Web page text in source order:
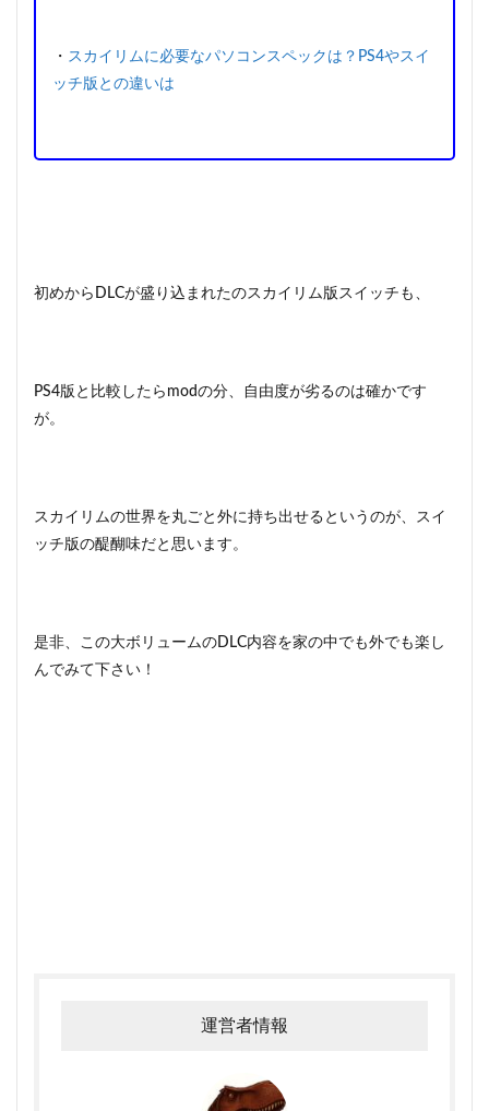
・ スカイリムに必要なパソコンスペックは？PS4やスイ
ッチ版との違いは
初めからDLCが盛り込まれたのスカイリム版スイッチも、
PS4版と比較したらmodの分、自由度が劣るのは確かです
が。
スカイリムの世界を丸ごと外に持ち出せるというのが、スイ
ッチ版の醍醐味だと思います。
是非、この大ボリュームのDLC内容を家の中でも外でも楽し
んでみて下さい！
運営者情報